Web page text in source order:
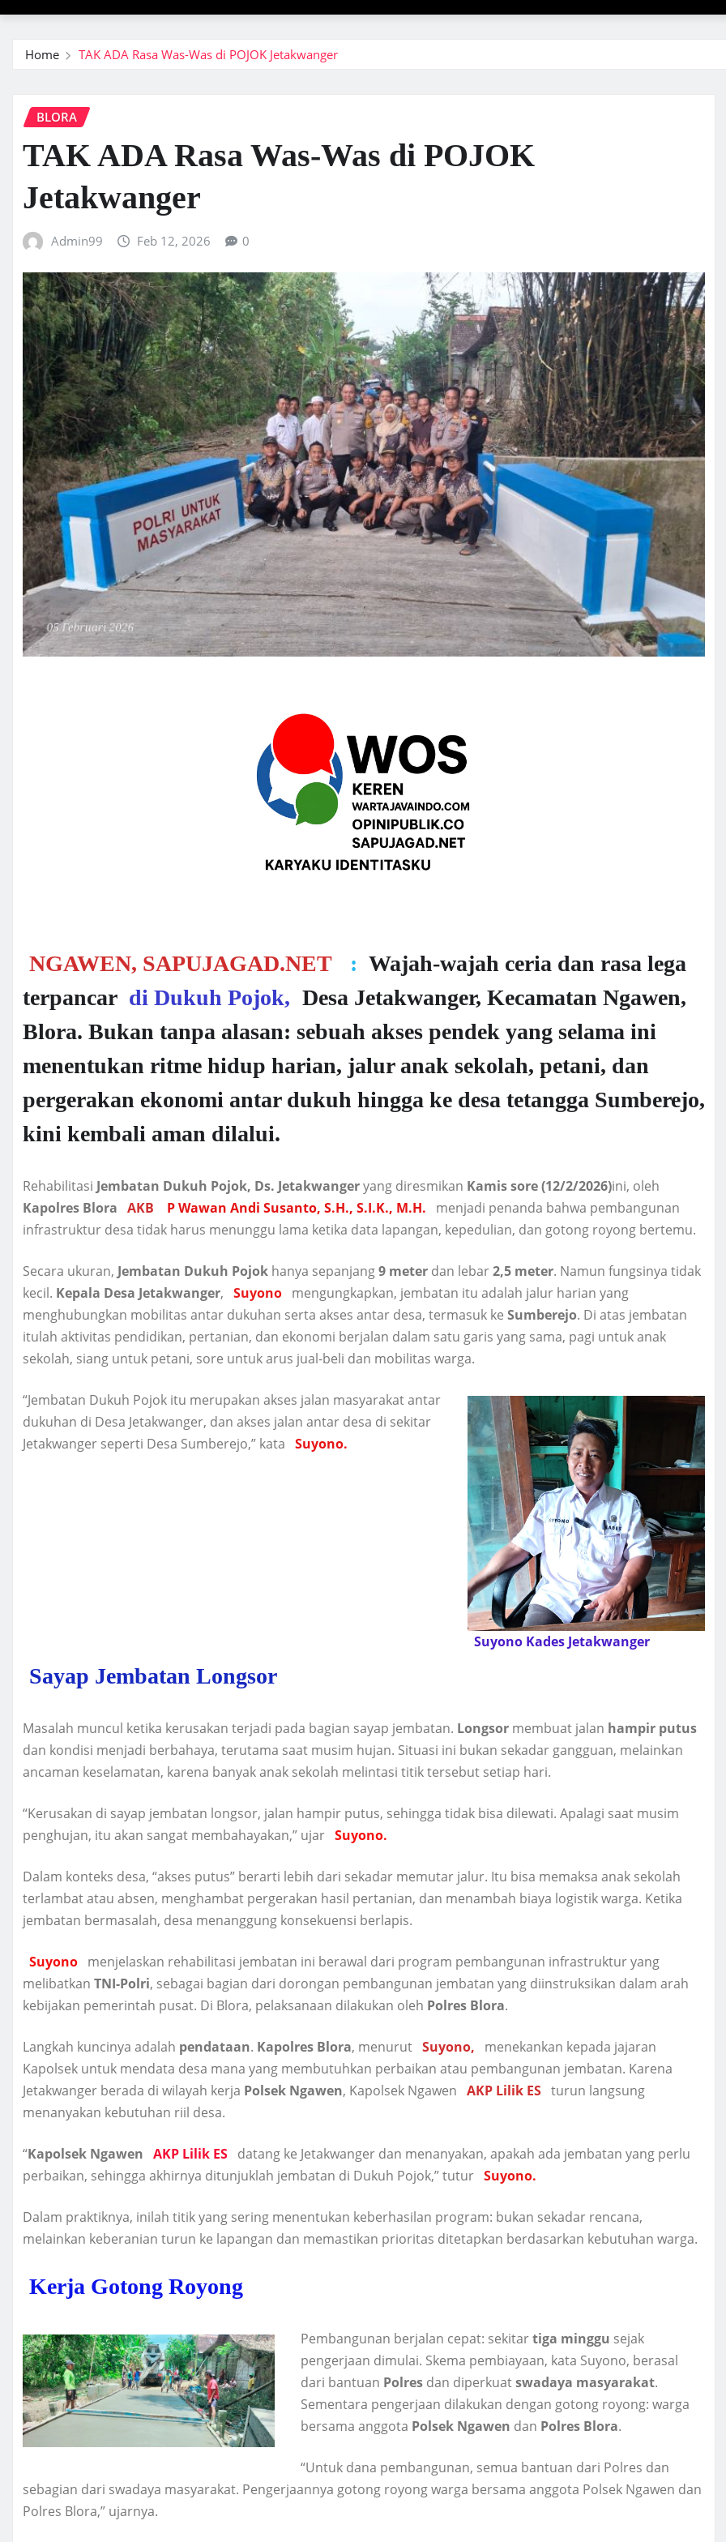
Home TAK ADA Rasa Was-Was di POJOK Jetakwanger
BLORA
TAK ADA Rasa Was-Was di POJOK
Jetakwanger
Admin99 Feb 12, 2026 0
NGAWEN, SAPUJAGAD.NET : Wajah-wajah ceria dan rasa lega
terpancar di Dukuh Pojok, Desa Jetakwanger, Kecamatan Ngawen,
Blora. Bukan tanpa alasan: sebuah akses pendek yang selama ini
menentukan ritme hidup harian, jalur anak sekolah, petani, dan
pergerakan ekonomi antar dukuh hingga ke desa tetangga Sumberejo,
kini kembali aman dilalui.
Rehabilitasi Jembatan Dukuh Pojok, Ds. Jetakwangeryang diresmikan Kamis sore (12/2/2026)ini, oleh
Kapolres Blora AKB P Wawan Andi Susanto, S.H., S.I.K., M.H.
menjadi penanda bahwa pembangunan
infrastruktur desa tidak harus menunggu lama ketika data lapangan, kepedulian, dan gotong royong bertemu.
Secara ukuran, Jembatan Dukuh Pojok hanya sepanjang9 meter dan lebar2,5 meter. Namun fungsinya tidak
kecil. Kepala Desa Jetakwanger, Suyono mengungkapkan, jembatan itu adalah jalur harian yang
menghubungkan mobilitas antar dukuhan serta akses antar desa, termasuk ke Sumberejo. Di atas jembatan
itulah aktivitas pendidikan, pertanian, dan ekonomi berjalan dalam satu garis yang sama, pagi untuk anak
sekolah, siang untuk petani, sore untuk arus jual-beli dan mobilitas warga.
Suyono Kades Jetakwanger
“Jembatan Dukuh Pojok itu merupakan akses jalan masyarakat antar
dukuhan di Desa Jetakwanger, dan akses jalan antar desa di sekitar
Jetakwanger seperti Desa Sumberejo,” kata Suyono.
Sayap Jembatan Longsor
Masalah muncul ketika kerusakan terjadi pada bagian sayap jembatan. Longsor membuat jalan hampir putus
dan kondisi menjadi berbahaya, terutama saat musim hujan. Situasi ini bukan sekadar gangguan, melainkan
ancaman keselamatan, karena banyak anak sekolah melintasi titik tersebut setiap hari.
“Kerusakan di sayap jembatan longsor, jalan hampir putus, sehingga tidak bisa dilewati. Apalagi saat musim
penghujan, itu akan sangat membahayakan,” ujar Suyono.
Dalam konteks desa, “akses putus” berarti lebih dari sekadar memutar jalur. Itu bisa memaksa anak sekolah
terlambat atau absen, menghambat pergerakan hasil pertanian, dan menambah biaya logistik warga. Ketika
jembatan bermasalah, desa menanggung konsekuensi berlapis.
Suyono menjelaskan rehabilitasi jembatan ini berawal dari program pembangunan infrastruktur yang
melibatkan TNI-Polri, sebagai bagian dari dorongan pembangunan jembatan yang diinstruksikan dalam arah
kebijakan pemerintah pusat. Di Blora, pelaksanaan dilakukan oleh Polres Blora.
Langkah kuncinya adalah pendataan. Kapolres Blora, menurut Suyono,
menekankan kepada jajaran
Kapolsek untuk mendata desa mana yang membutuhkan perbaikan atau pembangunan jembatan. Karena
Jetakwanger berada di wilayah kerja Polsek Ngawen, Kapolsek Ngawen AKP Lilik ES turun langsung
menanyakan kebutuhan riil desa.
“Kapolsek Ngawen AKP Lilik ES datang ke Jetakwanger dan menanyakan, apakah ada jembatan yang perlu
perbaikan, sehingga akhirnya ditunjuklah jembatan di Dukuh Pojok,” tutur Suyono.
Dalam praktiknya, inilah titik yang sering menentukan keberhasilan program: bukan sekadar rencana,
melainkan keberanian turun ke lapangan dan memastikan prioritas ditetapkan berdasarkan kebutuhan warga.
Kerja Gotong Royong
Pembangunan berjalan cepat: sekitartiga minggu sejak
pengerjaan dimulai. Skema pembiayaan, kata Suyono, berasal
dari bantuan Polres dan diperkuatswadaya masyarakat.
Sementara pengerjaan dilakukan dengan gotong royong: warga
bersama anggota Polsek Ngawen dan Polres Blora.
“Untuk dana pembangunan, semua bantuan dari Polres dan
sebagian dari swadaya masyarakat. Pengerjaannya gotong royong warga bersama anggota Polsek Ngawen dan
Polres Blora,” ujarnya.